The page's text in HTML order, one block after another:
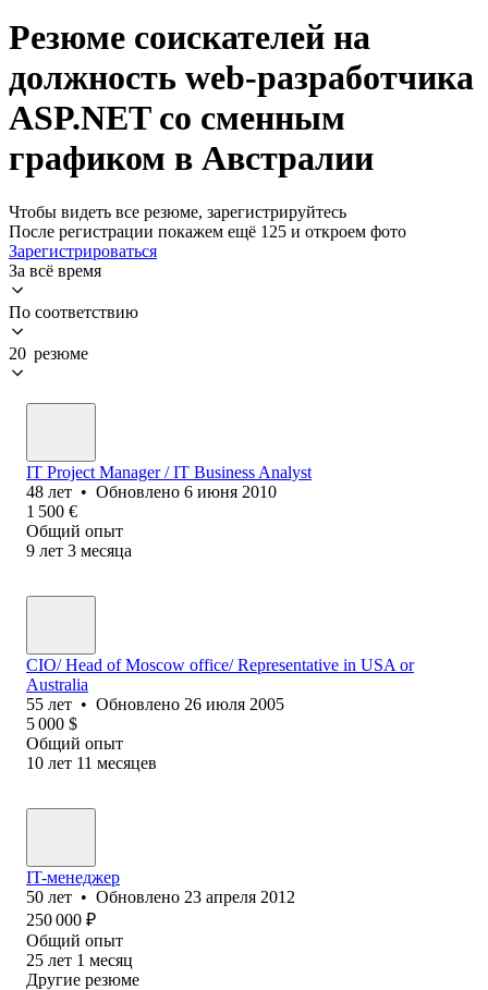
Резюме соискателей на
должность web-разработчика
ASP.NET со сменным
графиком в Австралии
Чтобы видеть все резюме, зарегистрируйтесь
После регистрации покажем ещё 125 и откроем фото
Зарегистрироваться
За всё время
По соответствию
20 резюме
IT Project Manager / IT Business Analyst
48 лет • Обновлено 6 июня 2010
1 500 €
Общий опыт
9 лет 3 месяца
CIO/ Head of Moscow office/ Representative in USA or
Australia
55 лет • Обновлено 26 июля 2005
5 000 $
Общий опыт
10 лет 11 месяцев
IT-менеджер
50 лет • Обновлено 23 апреля 2012
250 000 ₽
Общий опыт
25 лет 1 месяц
Другие резюме